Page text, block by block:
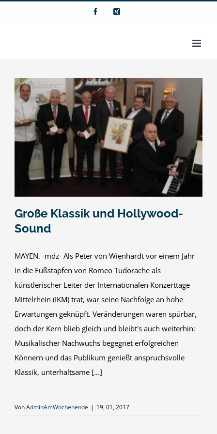
FacebookXing
Große Klassik und Hollywood-
Sound
MAYEN. -mdz- Als Peter von Wienhardt vor einem Jahr
in die Fußstapfen von Romeo Tudorache als
künstlerischer Leiter der Internationalen Konzerttage
Mittelrhein (IKM) trat, war seine Nachfolge an hohe
Erwartungen geknüpft. Veränderungen waren spürbar,
doch der Kern blieb gleich und bleibt's auch weiterhin:
Musikalischer Nachwuchs begegnet erfolgreichen
Könnern und das Publikum genießt anspruchsvolle
Klassik, unterhaltsame [...]
VonAdminAmWochenende | 19, 01, 2017